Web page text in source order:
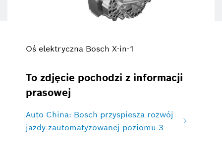
Oś elektryczna Bosch X-in-1
To zdjęcie pochodzi z informacji
prasowej
Auto China: Bosch przyspiesza rozwój
jazdy zautomatyzowanej poziomu 3